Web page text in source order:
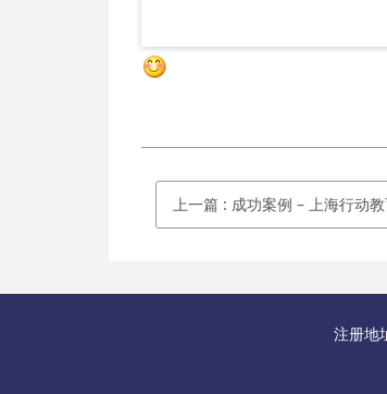
上一篇 : 成功案例 – 上海行动教育定制
注册地